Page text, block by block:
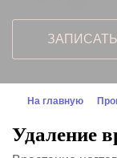
На главную
Удаление